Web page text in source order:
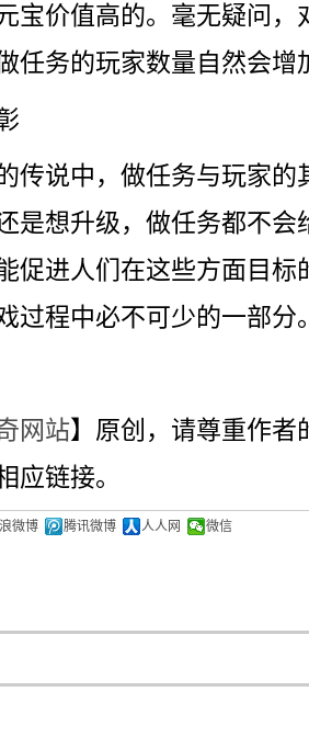
宝价值高的。毫无疑问，
任务的玩家数量自然会增
传说中，做任务与玩家的
是想升级，做任务都不会
促进人们在这些方面目标
过程中必不可少的一部分
网站】原创，请尊重作者
应链接。
微博 腾讯微博 人人网 微信